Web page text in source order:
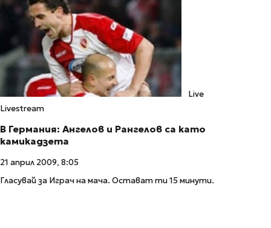
Live
Livestream
В Германия: Ангелов и Рангелов са като
камикадзета
21 април 2009, 8:05
Гласувай за Играч на мача. Остават ти 15 минути.